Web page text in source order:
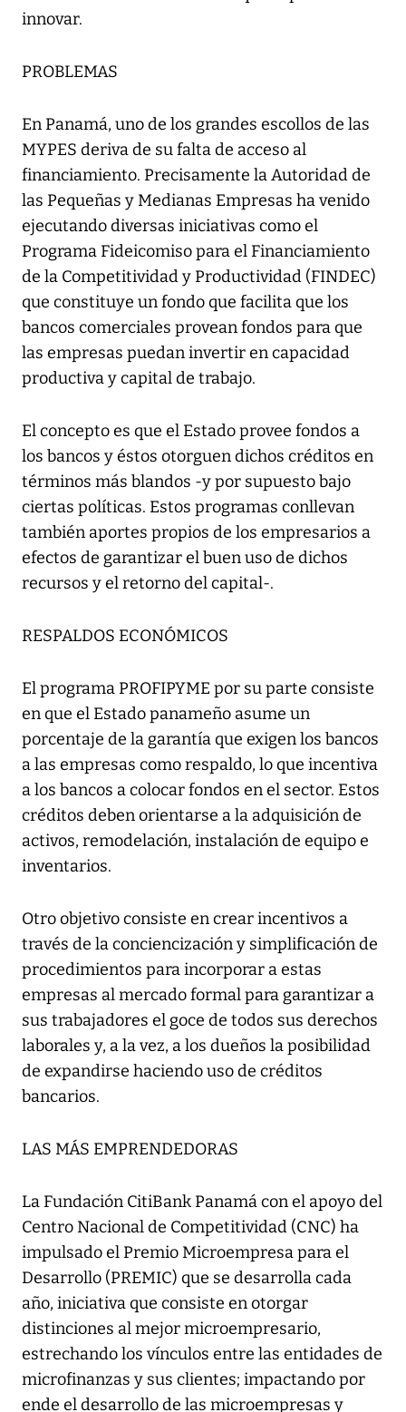
innovar.
PROBLEMAS
En Panamá, uno de los grandes escollos de las
MYPES deriva de su falta de acceso al
financiamiento. Precisamente la Autoridad de
las Pequeñas y Medianas Empresas ha venido
ejecutando diversas iniciativas como el
Programa Fideicomiso para el Financiamiento
de la Competitividad y Productividad (FINDEC)
que constituye un fondo que facilita que los
bancos comerciales provean fondos para que
las empresas puedan invertir en capacidad
productiva y capital de trabajo.
El concepto es que el Estado provee fondos a
los bancos y éstos otorguen dichos créditos en
términos más blandos -y por supuesto bajo
ciertas políticas. Estos programas conllevan
también aportes propios de los empresarios a
efectos de garantizar el buen uso de dichos
recursos y el retorno del capital-.
RESPALDOS ECONÓMICOS
El programa PROFIPYME por su parte consiste
en que el Estado panameño asume un
porcentaje de la garantía que exigen los bancos
a las empresas como respaldo, lo que incentiva
a los bancos a colocar fondos en el sector. Estos
créditos deben orientarse a la adquisición de
activos, remodelación, instalación de equipo e
inventarios.
Otro objetivo consiste en crear incentivos a
través de la conciencización y simplificación de
procedimientos para incorporar a estas
empresas al mercado formal para garantizar a
sus trabajadores el goce de todos sus derechos
laborales y, a la vez, a los dueños la posibilidad
de expandirse haciendo uso de créditos
bancarios.
LAS MÁS EMPRENDEDORAS
La Fundación CitiBank Panamá con el apoyo del
Centro Nacional de Competitividad (CNC) ha
impulsado el Premio Microempresa para el
Desarrollo (PREMIC) que se desarrolla cada
año, iniciativa que consiste en otorgar
distinciones al mejor microempresario,
estrechando los vínculos entre las entidades de
microfinanzas y sus clientes; impactando por
ende el desarrollo de las microempresas y